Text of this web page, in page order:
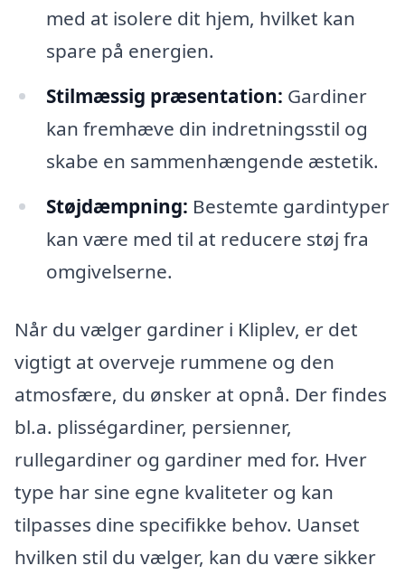
med at isolere dit hjem, hvilket kan
spare på energien.
Stilmæssig præsentation: Gardiner
kan fremhæve din indretningsstil og
skabe en sammenhængende æstetik.
Støjdæmpning: Bestemte gardintyper
kan være med til at reducere støj fra
omgivelserne.
Når du vælger gardiner i Kliplev, er det
vigtigt at overveje rummene og den
atmosfære, du ønsker at opnå. Der findes
bl.a. plisségardiner, persienner,
rullegardiner og gardiner med for. Hver
type har sine egne kvaliteter og kan
tilpasses dine specifikke behov. Uanset
hvilken stil du vælger, kan du være sikker